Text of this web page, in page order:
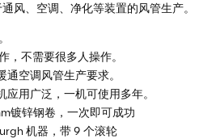
风、空调、净化等装置的风管生产。
，不需要很多人操作。
空调风管生产要求。
用广泛，一机可使用多年。
镀锌钢卷，一次即可成功
机器，带 9 个滚轮